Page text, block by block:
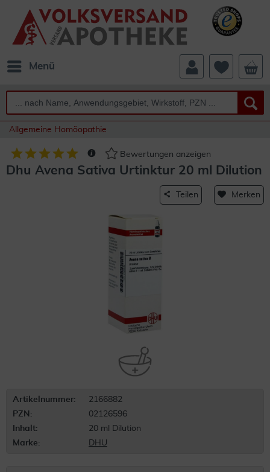
Menü
Allgemeine Homöopathie
Bewertungen anzeigen
Dhu Avena Sativa Urtinktur 20 ml Dilution
Teilen Merken
Artikelnummer:
2166882
PZN:
02126596
Inhalt:
20 ml Dilution
Marke:
DHU